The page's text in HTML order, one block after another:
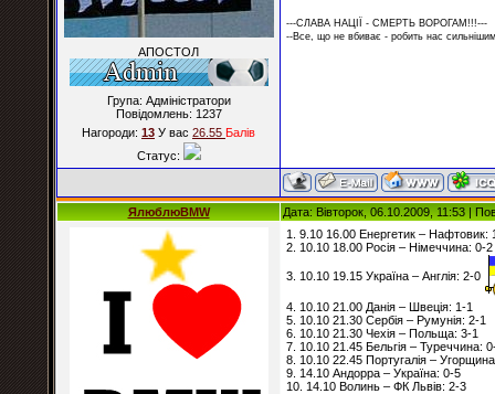
АПОСТОЛ
Група: Адміністратори
Повідомлень: 1237
Нагороди: 13 У вас 26.55 Балiв
Статус:
---СЛАВА НАЦІЇ - СМЕРТЬ ВОРОГАМ!!!---
--Все, що не вбиває - робить нас
ЯлюблюBMW Дата: Вівторок, 06.10.2009, 11:53 |
1. 9.10 16.00 Енергетик – Нафтовик:
2. 10.10 18.00 Росія – Німеччина: 0-2
3. 10.10 19.15 Україна – Англія: 2-0
4. 10.10 21.00 Данія – Швеція: 1-1
5. 10.10 21.30 Сербія – Румунія: 2-1
6. 10.10 21.30 Чехія – Польща: 3-1
7. 10.10 21.45 Бельгія – Туреччина:
8. 10.10 22.45 Португалія –
9. 14.10 Андорра – Україна: 0-5
10. 14.10 Волинь – ФК Львів: 2-3